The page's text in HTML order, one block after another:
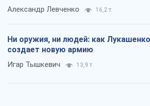
Александр Левченко 16,2 т.
Ни оружия, ни людей: как Лукашенко
создает новую армию
Игар Тышкевич 13,9 т.